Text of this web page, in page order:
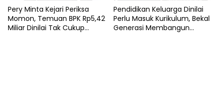
Pery Minta Kejari Periksa
Momon, Temuan BPK Rp5,42
Miliar Dinilai Tak Cukup
Pendidikan Keluarga Dinilai
Perlu Masuk Kurikulum, Bekal
Generasi Membangun